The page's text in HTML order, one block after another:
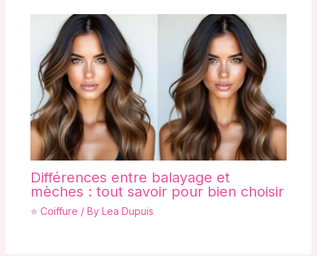
Différences entre balayage et
mèches : tout savoir pour bien choisir
⭐ Coiffure / By Lea Dupuis